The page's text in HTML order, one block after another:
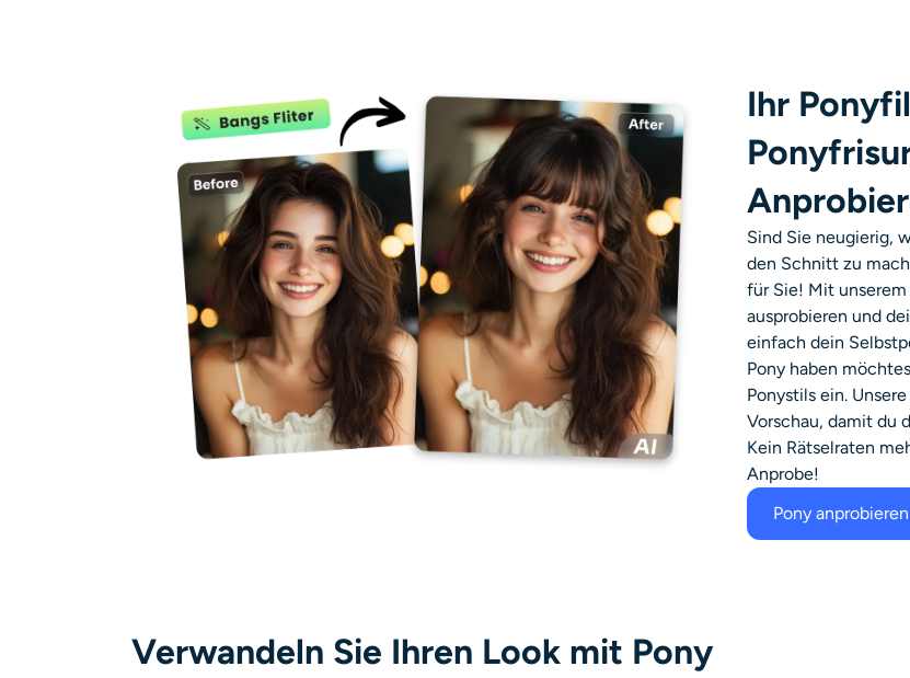
Ihr
Sind Sie neugierig,
den Schnitt zu
für Sie! Mit
ausprobieren und
einfach dein
Pony haben
Ponystils ein.
Vorschau, damit du
Kein Rätselraten
Anprobe!
Pony anprobieren
Verwandeln Sie Ihren Look mit Pony